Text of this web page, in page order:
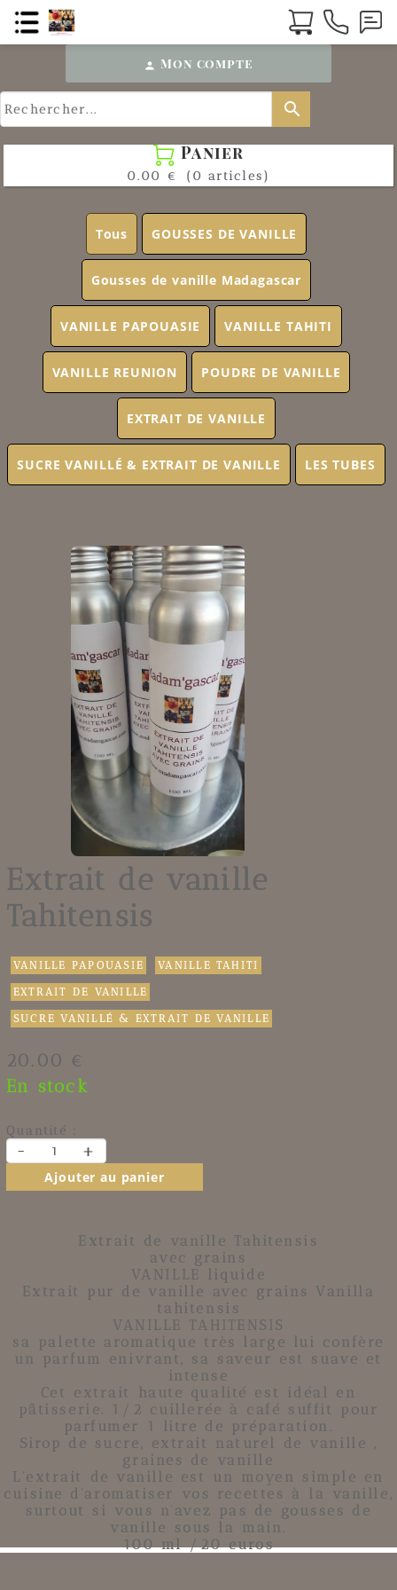
person Mon compte
search
 Panier
0.00 € (0 articles)
Tous GOUSSES DE VANILLE
Gousses de vanille Madagascar
VANILLE PAPOUASIE VANILLE TAHITI
VANILLE REUNION POUDRE DE VANILLE
EXTRAIT DE VANILLE
SUCRE VANILLÉ & EXTRAIT DE VANILLE LES TUBES
Extrait de vanille
Tahitensis
VANILLE PAPOUASIE VANILLE TAHITI
EXTRAIT DE VANILLE
SUCRE VANILLÉ & EXTRAIT DE VANILLE
20.00 €
En stock
Quantité :
- +
Ajouter au panier
Extrait de vanille Tahitensis
avec grains
VANILLE liquide
Extrait pur de vanille avec grains Vanilla
tahitensis
VANILLE TAHITENSIS
sa palette aromatique très large lui confère
un parfum enivrant, sa saveur est suave et
intense
Cet extrait haute qualité est idéal en
pâtisserie. 1/2 cuillerée à café suffit pour
parfumer 1 litre de préparation.
Sirop de sucre, extrait naturel de vanille ,
graines de vanille
L'extrait de vanille est un moyen simple en
cuisine d'aromatiser vos recettes à la vanille,
surtout si vous n'avez pas de gousses de
vanille sous la main.
100 ml /20 euros